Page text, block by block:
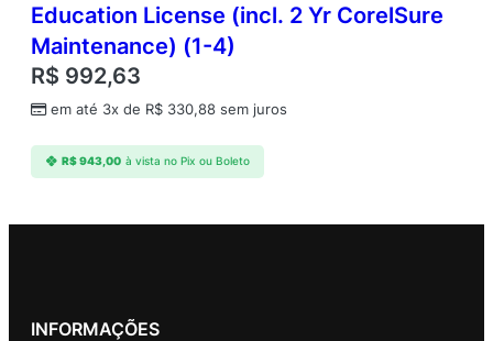
Education License (incl. 2 Yr CorelSure
Maintenance) (1-4)
R$ 992,63
em até 3x de R$ 330,88 sem juros
R$943,00 à vista no Pix ou Boleto
INFORMAÇÕES